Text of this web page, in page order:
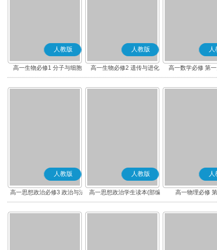
人教版
高一生物必修1 分子与细胞
人教版
高一生物必修2 遗传与进化
人
高一数学必修 第
人教版
高一思想政治必修3 政治与法
治(部编版)
人教版
高一思想政治学生读本(部编
版)
人
高一物理必修